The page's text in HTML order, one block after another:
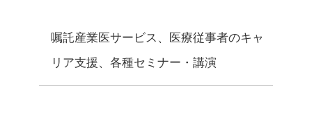
嘱託産業医サービス、医療従事者のキャ
リア支援、各種セミナー・講演